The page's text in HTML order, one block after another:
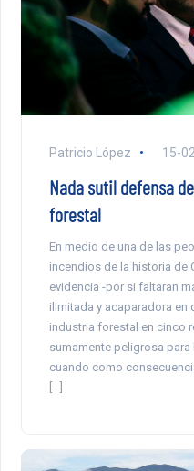
Patricio López 15-
Nada sutil defensa
forestal
En medio de una de las
incendios de la historia de
evidencia -por si faltaran
ilimitada y acaparadora en
industria forestal en cinco
sumamente peligrosa
cuando como
[…]